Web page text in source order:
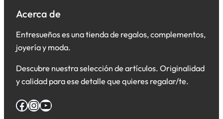
Acerca de
Entresueños es una tienda de regalos, complementos,
joyería y moda.
Descubre nuestra selección de artículos. Originalidad
y calidad para ese detalle que quieres regalar/te.
Facebook InstagramYouTube